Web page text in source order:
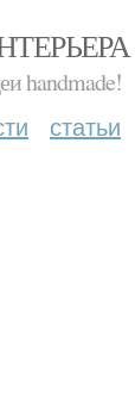
handmade!
статьи